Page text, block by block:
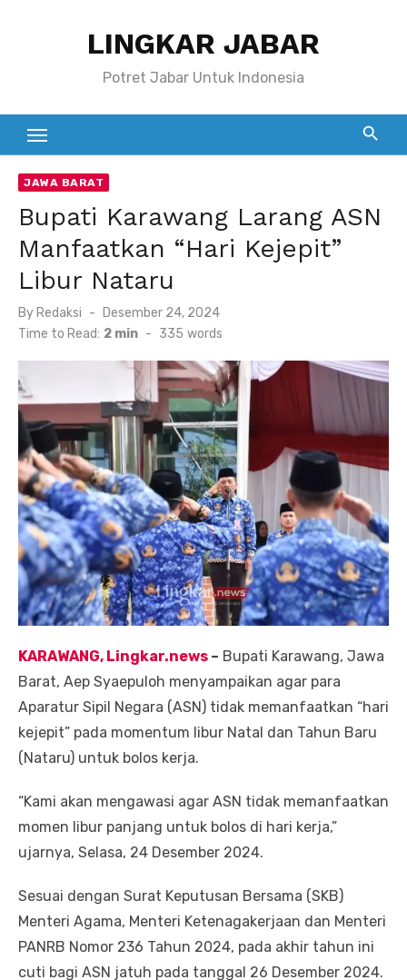
LINGKAR JABAR
Potret Jabar Untuk Indonesia
JAWA BARAT
Bupati Karawang Larang ASN
Manfaatkan “Hari Kejepit”
Libur Nataru
By Redaksi
Posted
on
Desember 24, 2024
Time to Read: 2 min - 335 words
KARAWANG, Lingkar.news – Bupati Karawang, Jawa
Barat, Aep Syaepuloh menyampaikan agar para
Aparatur Sipil Negara (ASN) tidak memanfaatkan “hari
kejepit” pada momentum libur Natal dan Tahun Baru
(Nataru) untuk bolos kerja.
“Kami akan mengawasi agar ASN tidak memanfaatkan
momen libur panjang untuk bolos di hari kerja,”
ujarnya, Selasa, 24 Desember 2024.
Sesuai dengan Surat Keputusan Bersama (SKB)
Menteri Agama, Menteri Ketenagakerjaan dan Menteri
PANRB Nomor 236 Tahun 2024, pada akhir tahun ini
cuti bagi ASN jatuh pada tanggal 26 Desember 2024.